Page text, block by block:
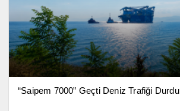
“Saipem 7000” Geçti Deniz Trafiği Durdu